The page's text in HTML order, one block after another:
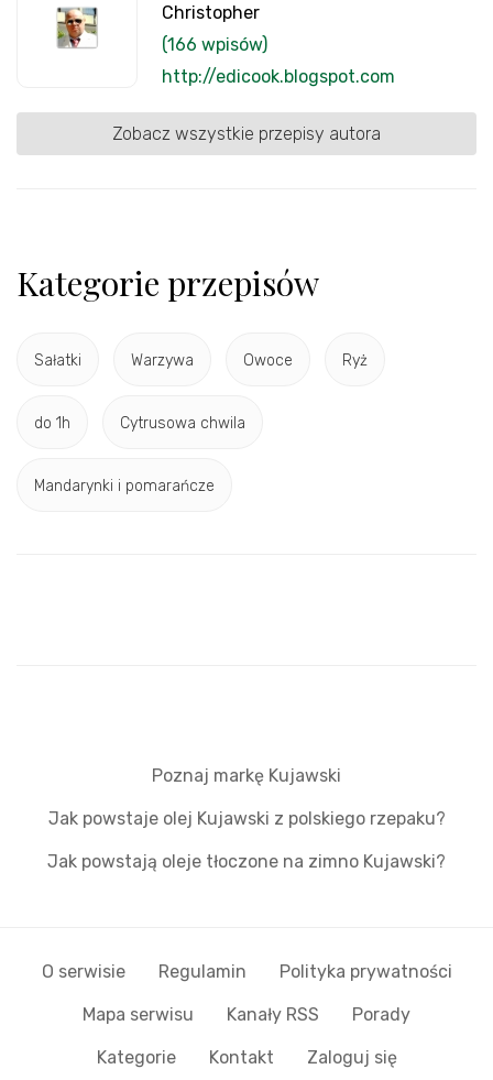
Christopher
(166 wpisów)
http://edicook.blogspot.com
Zobacz wszystkie przepisy autora
Kategorie przepisów
Sałatki Warzywa Owoce Ryż
do 1h Cytrusowa chwila
Mandarynki i pomarańcze
Poznaj markę Kujawski
Jak powstaje olej Kujawski z polskiego rzepaku?
Jak powstają oleje tłoczone na zimno Kujawski?
O serwisie Regulamin Polityka prywatności
Mapa serwisu Kanały RSS Porady
Kategorie Kontakt Zaloguj się